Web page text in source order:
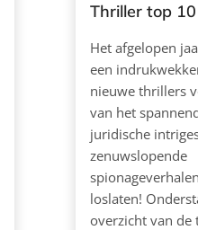
Thriller top
Het afgelopen
een
nieuwe thrillers
van het
juridische
zenuwslopende
loslaten!
overzicht van de